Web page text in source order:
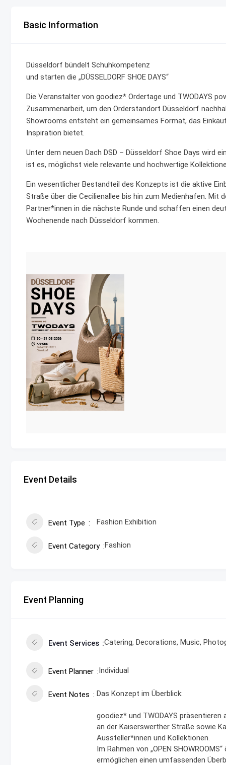
Basic Information
Düsseldorf bündelt Schuhkompetenz
und starten die „DÜSSELDORF SHOE DAYS“
Die Veranstalter von goodiez* Ordertage und TWODAYS
Zusammenarbeit, um den Orderstandort Düsseldorf
Showrooms entsteht ein gemeinsames Format, das
Inspiration bietet.
Unter dem neuen Dach DSD – Düsseldorf Shoe Days wird
ist es, möglichst viele relevante und hochwertige
Ein wesentlicher Bestandteil des Konzepts ist die aktive
Straße über die Cecilienallee bis hin zum Medienhafen. Mit
Partner*innen in die nächste Runde und schaffen einen
Wochenende nach Düsseldorf kommen.
Event Details
Event Type Fashion Exhibition
Event Category Fashion
Event Planning
Event Services Catering, Decorations, Music,
Event Planner Individual
Event Notes Das Konzept im Überblick:
goodiez* und TWODAYS
an der Kaiserswerther Straße sowie
Aussteller*innen und Kollektionen.
Im Rahmen von „OPEN
ermöglichen einen umfassenden